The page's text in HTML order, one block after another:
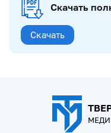
Скачать
Скачать